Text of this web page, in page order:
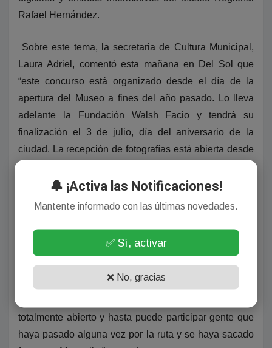
Rafael Hernández.
Sobre este tema, la secretaria de Cultura Municipal,
Laura Adriel, comentó esta mañana en Del Sol que
“este concurso está organizado desde el día de la
apertura del Museo a fines del año pasado. Lo lleva
adelante la Fundación Walsh Facio y tendrá su
finalización el 3 de julio, día del aniversario de la
ciudad. La recepción de fotografías está abierta desde
premiomanuelita@gmail.com y los premios los
entregará la Fundación en el aniversario de nuestra
ciudad. Ya brindaremos mayores detalles sobre eso,
pero ahora lo importante es sacar la foto y enviarlas
totalmente abierto y hasta puede participar gente que
haya pasado alguna vez por la ruta y se haya sacado
🔔 ¡Activa las Notificaciones!
Mantente informado con las últimas novedades.
✅ Sí, activar
❌ No, gracias